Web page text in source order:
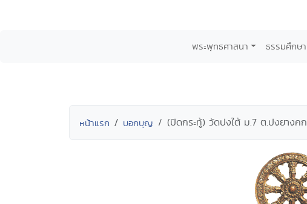
พระพุทธศาสนา ธรรมศึกษา
หน้าแรก บอกบุญ (ปิดกระทู้) วัดปงใต้ ม.7 ต.ปงยาง